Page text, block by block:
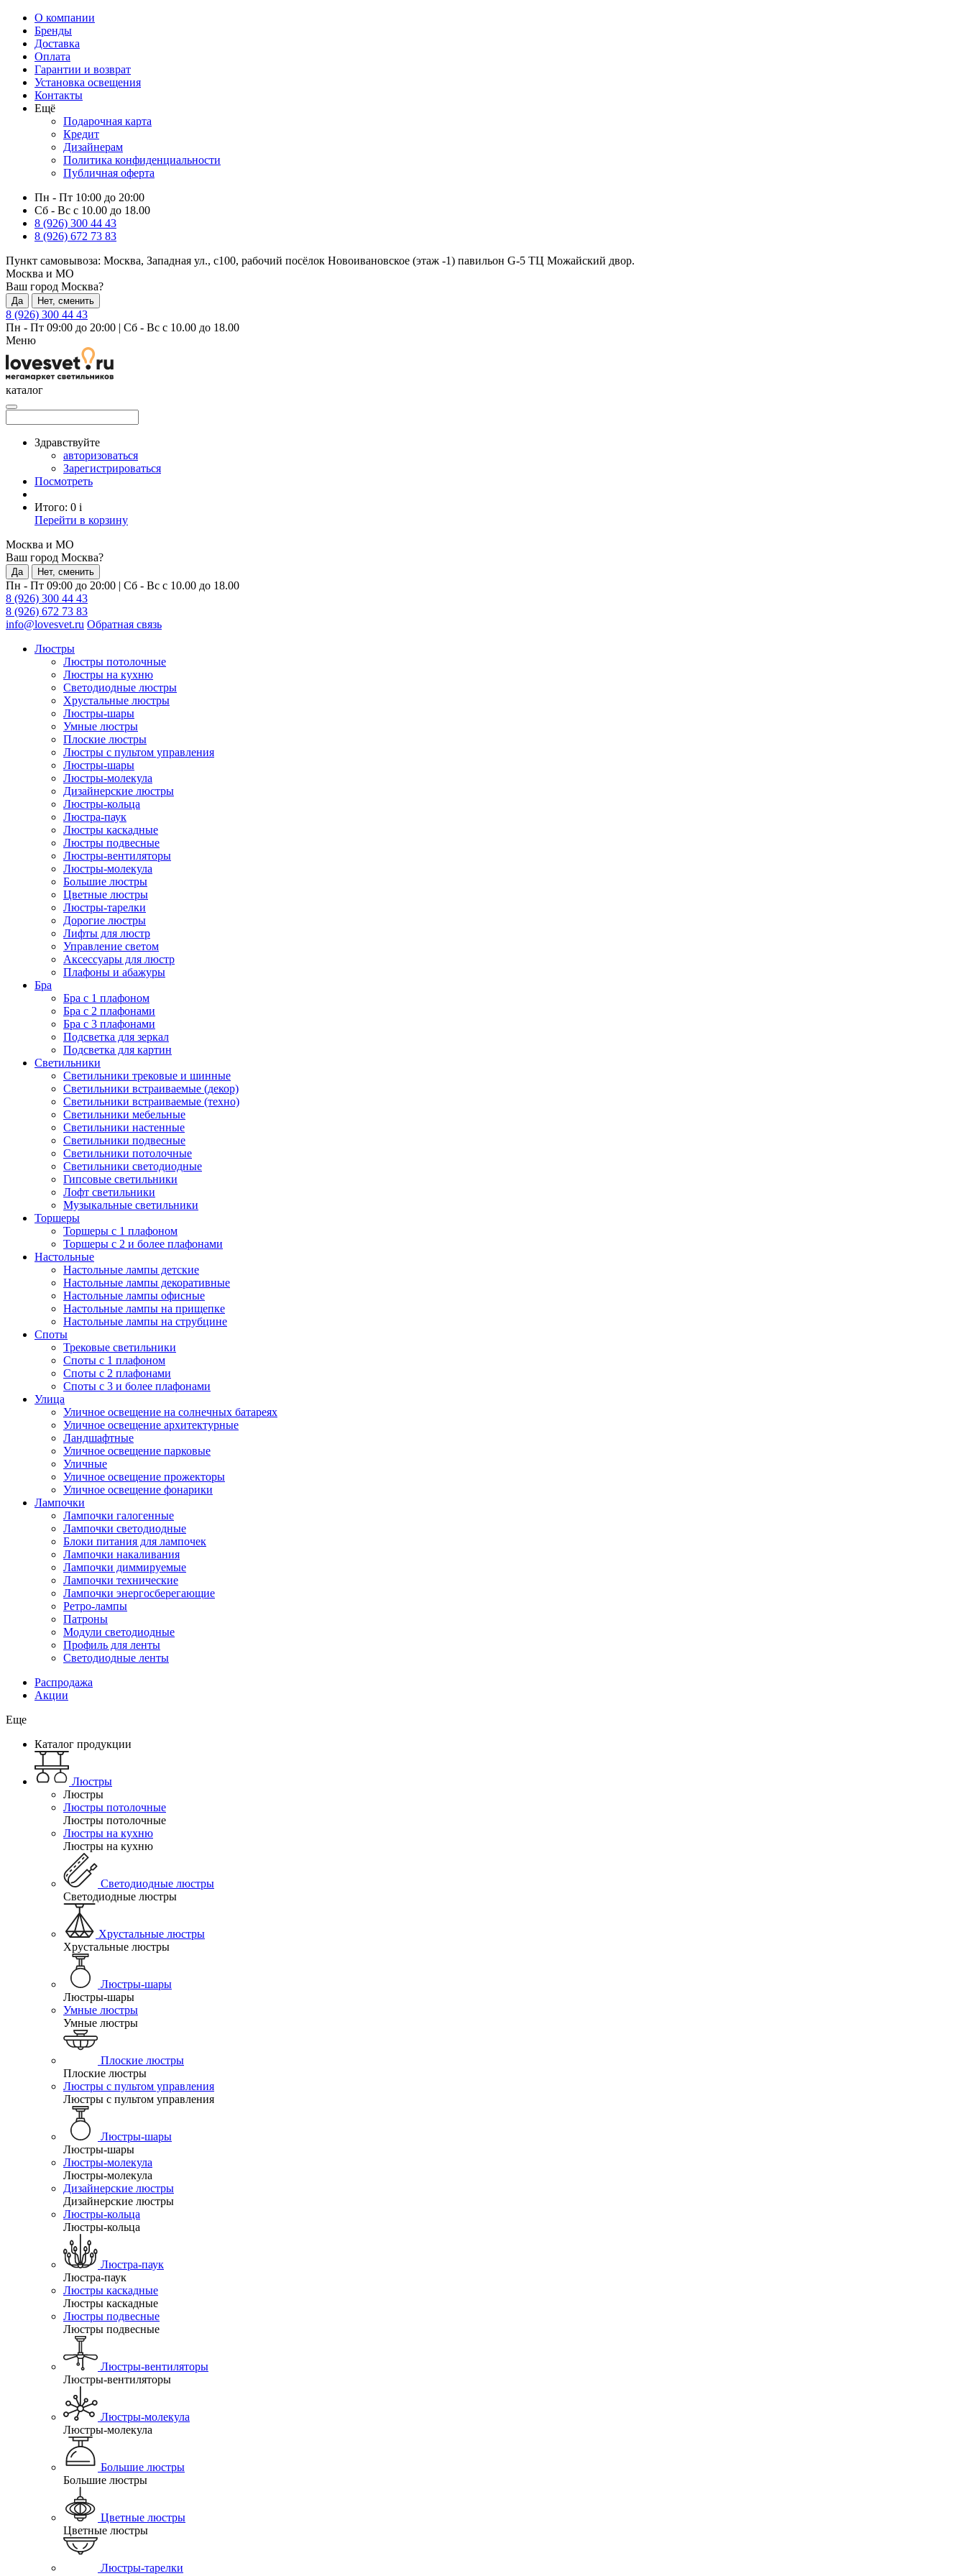
О компании
Бренды
Доставка
Оплата
Гарантии и возврат
Установка освещения
Контакты
Ещё
Подарочная карта
Кредит
Дизайнерам
Политика конфиденциальности
Публичная оферта
Пн - Пт 10:00 до 20:00
Сб - Вс с 10.00 до 18.00
8 (926) 300 44 43
8 (926) 672 73 83
Пункт самовывоза: Москва, Западная ул., с100, рабочий посёлок Новоивановское (этаж -1) павильон G-5 ТЦ Можайский двор.
Москва и МО
Ваш город Москва?
Да Нет, сменить
8 (926) 300 44 43
Пн - Пт 09:00 до 20:00 | Сб - Вс с 10.00 до 18.00
Меню
каталог
Здравствуйте
авторизоваться
Зарегистрироваться
Посмотреть
Итого: 0 i
Перейти в корзину
Москва и МО
Ваш город Москва?
Да Нет, сменить
Пн - Пт 09:00 до 20:00 | Сб - Вс с 10.00 до 18.00
8 (926) 300 44 43
8 (926) 672 73 83
info@lovesvet.ru Обратная связь
Люстры
Люстры потолочные
Люстры на кухню
Светодиодные люстры
Хрустальные люстры
Люстры-шары
Умные люстры
Плоские люстры
Люстры с пультом управления
Люстры-шары
Люстры-молекула
Дизайнерские люстры
Люстры-кольца
Люстра-паук
Люстры каскадные
Люстры подвесные
Люстры-вентиляторы
Люстры-молекула
Большие люстры
Цветные люстры
Люстры-тарелки
Дорогие люстры
Лифты для люстр
Управление светом
Аксессуары для люстр
Плафоны и абажуры
Бра
Бра с 1 плафоном
Бра с 2 плафонами
Бра с 3 плафонами
Подсветка для зеркал
Подсветка для картин
Светильники
Светильники трековые и шинные
Светильники встраиваемые (декор)
Светильники встраиваемые (техно)
Светильники мебельные
Светильники настенные
Светильники подвесные
Светильники потолочные
Светильники светодиодные
Гипсовые светильники
Лофт светильники
Музыкальные светильники
Торшеры
Торшеры с 1 плафоном
Торшеры с 2 и более плафонами
Настольные
Настольные лампы детские
Настольные лампы декоративные
Настольные лампы офисные
Настольные лампы на прищепке
Настольные лампы на струбцине
Споты
Трековые светильники
Споты с 1 плафоном
Споты с 2 плафонами
Споты с 3 и более плафонами
Улица
Уличное освещение на солнечных батареях
Уличное освещение архитектурные
Ландшафтные
Уличное освещение парковые
Уличные
Уличное освещение прожекторы
Уличное освещение фонарики
Лампочки
Лампочки галогенные
Лампочки светодиодные
Блоки питания для лампочек
Лампочки накаливания
Лампочки диммируемые
Лампочки технические
Лампочки энергосберегающие
Ретро-лампы
Патроны
Модули светодиодные
Профиль для ленты
Светодиодные ленты
Распродажа
Акции
Еще
Каталог продукции
Люстры
Люстры
Люстры потолочные
Люстры потолочные
Люстры на кухню
Люстры на кухню
Светодиодные люстры
Светодиодные люстры
Хрустальные люстры
Хрустальные люстры
Люстры-шары
Люстры-шары
Умные люстры
Умные люстры
Плоские люстры
Плоские люстры
Люстры с пультом управления
Люстры с пультом управления
Люстры-шары
Люстры-шары
Люстры-молекула
Люстры-молекула
Дизайнерские люстры
Дизайнерские люстры
Люстры-кольца
Люстры-кольца
Люстра-паук
Люстра-паук
Люстры каскадные
Люстры каскадные
Люстры подвесные
Люстры подвесные
Люстры-вентиляторы
Люстры-вентиляторы
Люстры-молекула
Люстры-молекула
Большие люстры
Большие люстры
Цветные люстры
Цветные люстры
Люстры-тарелки